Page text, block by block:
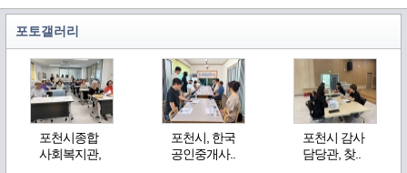
포토갤러리
포천시종합
사회복지관,
포천시, 한국
공인중개사..
포천시 감사
담당관, 찾..